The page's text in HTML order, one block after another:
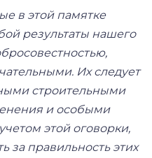
в этой памятке
результаты нашего
Их следует
строительными
и особыми
этой оговорки,
за правильность этих